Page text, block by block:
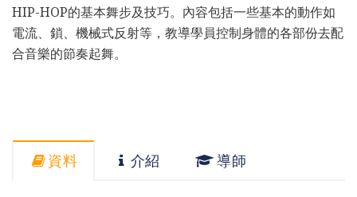
HIP-HOP的基本舞步及技巧。內容包括一些基本的動作如
電流、鎖、機械式反射等，教導學員控制身體的各部份去配
合音樂的節奏起舞。
資料 介紹 導師